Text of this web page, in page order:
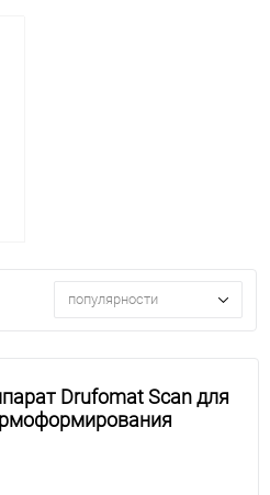
популярности
Drufomat Scan для